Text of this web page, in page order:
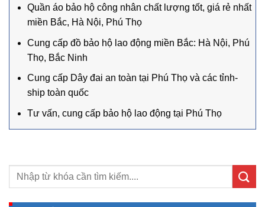
Quần áo bảo hộ công nhân chất lượng tốt, giá rẻ nhất
miền Bắc, Hà Nội, Phú Thọ
Cung cấp đồ bảo hộ lao động miền Bắc: Hà Nội, Phú
Thọ, Bắc Ninh
Cung cấp Dây đai an toàn tại Phú Thọ và các tỉnh-
ship toàn quốc
Tư vấn, cung cấp bảo hộ lao động tại Phú Thọ